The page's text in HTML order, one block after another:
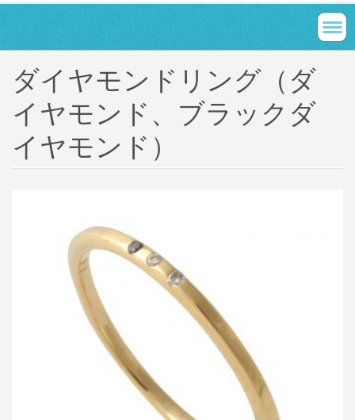
ダイヤモンドリング（ダ
イヤモンド、ブラックダ
イヤモンド）